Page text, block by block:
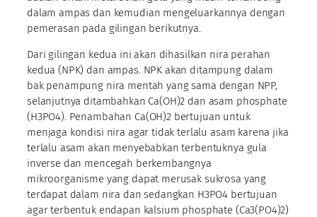
dalam ampas dan kemudian mengeluarkannya dengan
pemerasan pada gilingan berikutnya.
Dari gilingan kedua ini akan dihasilkan nira perahan
kedua (NPK) dan ampas. NPK akan ditampung dalam
bak penampung nira mentah yang sama dengan NPP,
selanjutnya ditambahkan Ca(OH)2 dan asam phosphate
(H3PO4). Penambahan Ca(OH)2 bertujuan untuk
menjaga kondisi nira agar tidak terlalu asam karena jika
terlalu asam akan menyebabkan terbentuknya gula
inverse dan mencegah berkembangnya
mikroorganisme yang dapat merusak sukrosa yang
terdapat dalam nira dan sedangkan H3PO4 bertujuan
agar terbentuk endapan kalsium phosphate (Ca3(PO4)2)